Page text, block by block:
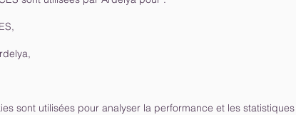
sont utilisées pour analyser la performance et les